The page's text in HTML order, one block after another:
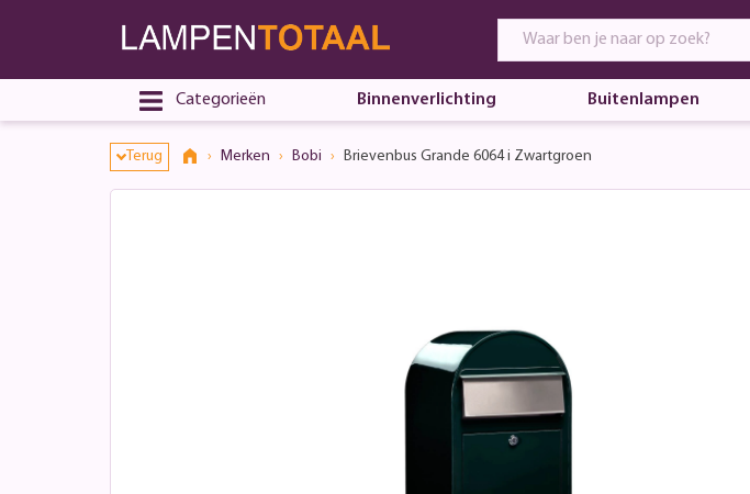
Categorieën Binnenverlichting Buitenlampen
Terug Merken Bobi Brievenbus Grande 6064 i Zwartgroen